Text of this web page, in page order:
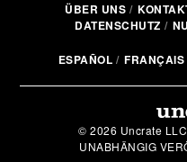
ÜBER UNS
DATENSCHUTZ
ESPAÑOL FRANÇAIS
© 2026 Uncrate
UNABHÄNGIG